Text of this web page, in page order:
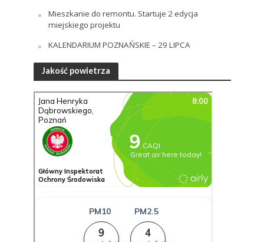
Mieszkanie do remontu. Startuje 2 edycja
miejskiego projektu
KALENDARIUM POZNAŃSKIE – 29 LIPCA
Jakość powietrza